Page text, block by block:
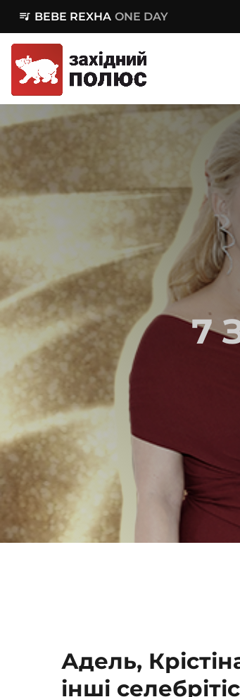
queue_music BEBE REXHA ONE DAY
7
Адель,
інші